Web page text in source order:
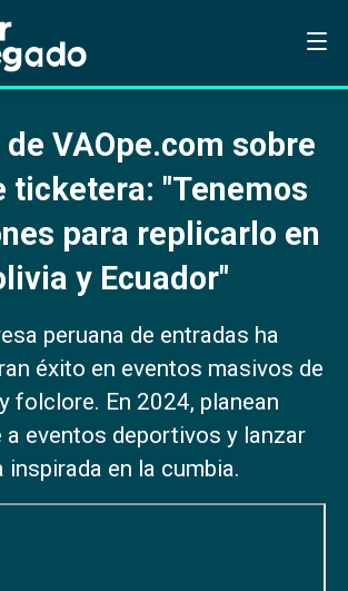
VAOpe.com sobre
ticketera: "Tenemos
para replicarlo en
y Ecuador"
peruana de entradas ha
éxito en eventos masivos de
folclore. En 2024, planean
a eventos deportivos y lanzar
inspirada en la cumbia.